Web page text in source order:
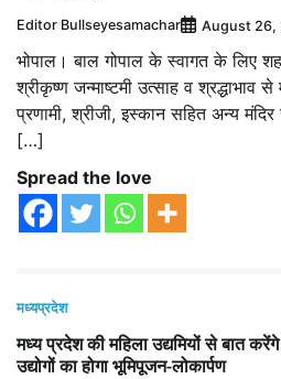
Editor Bullseyesamachar August 26,
भोपाल। बाल गोपाल के स्वागत के लिए
श्रीकृष्ण जन्माष्टमी उत्साह व श्रद्धाभाव
प्रणामी, श्रीजी, इस्कान सहित अन्य
[…]
Spread the love
मध्यप्रदेश
मध्य प्रदेश की महिला उद्यमियों से बात
उद्योगों का होगा भूमिपूजन-लोकार्पण